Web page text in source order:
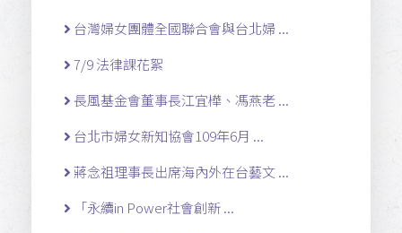
台灣婦女團體全國聯合會與台北婦 ...
7/9 法律課花絮
長風基金會董事長江宜樺、馮燕老 ...
台北市婦女新知協會109年6月 ...
蔣念祖理事長出席海內外在台藝文 ...
「永續in Power社會創新 ...